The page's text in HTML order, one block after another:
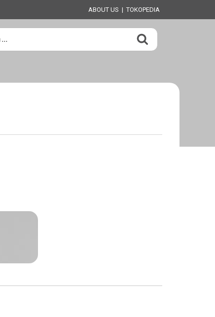
ABOUT US | TOKOPEDIA